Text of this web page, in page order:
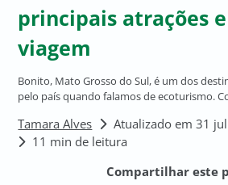
principais atrações
viagem
Bonito, Mato Grosso do Sul, é um dos
pelo país quando falamos de ecoturismo.
Tamara Alves
Atualizado em 31
11 min de leitura
Compartilhar este